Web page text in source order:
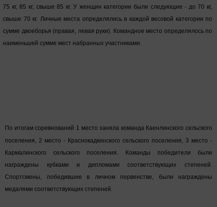
75 кг, 85 кг, свыше 85 кг. У женщин категории были следующие - до 70 кг,
свыше 70 кг. Личные места определялись в каждой весовой категории по
сумме двоеборья (правая, левая руки). Командное место определялось по
наименьшей сумме мест набранных участниками.
По итогам соревнований 1 место заняла команда Каенлинского сельского
поселения, 2 место - Краснокадкинского сельского поселения, 3 место -
Кармалинского сельского поселения. Команды победители были
награждены кубками и дипломами соответствующих степеней.
Спортсмены, победившие в личном первенстве, были награждены
медалями соответствующих степеней.